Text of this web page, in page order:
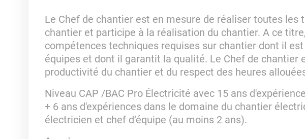
Le Chef de chantier est en mesure de réaliser toutes les
chantier et participe à la réalisation du chantier. A ce
compétences techniques requises sur chantier dont il
équipes et dont il garantit la qualité. Le Chef de chantier
productivité du chantier et du respect des heures
Niveau CAP /BAC Pro Électricité avec 15 ans
+ 6 ans d'expériences dans le domaine du chantier
électricien et chef d’équipe (au moins 2 ans).